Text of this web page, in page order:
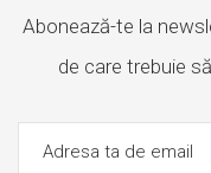
Abonează-te la
de care trebuie